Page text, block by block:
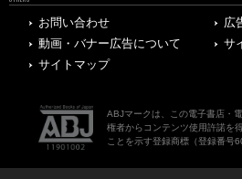
お問い合わせ
広
動画・バナー広告について
サ
サイトマップ
ABJマークは、この電子書店・
権者からコンテンツ使用許諾を
ことを示す登録商標（登録番号